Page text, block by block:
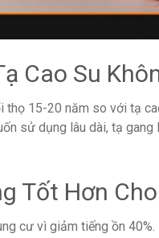
Cao Su
thọ 15-20 năm so với tạ
sử dụng lâu dài, tạ
Tốt Hơn
cư vì giảm tiếng ồn